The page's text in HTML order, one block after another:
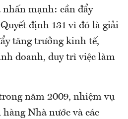
mạnh: cần đẩy
định 131 vì đó là giải
tăng trưởng kinh tế,
doanh, duy trì việc làm
năm 2009, nhiệm vụ
Nhà nước và các